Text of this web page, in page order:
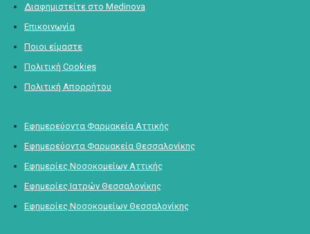
Διαφημιστείτε στο Medinova
Επικοινωνία
Ποιοι είμαστε
Πολιτική Cookies
Πολιτική Απορρήτου
Εφημερεύοντα Φαρμακεία Αττικής
Εφημερεύοντα Φαρμακεία Θεσσαλονίκης
Εφημερίες Νοσοκομείων Αττικής
Εφημερίες Ιατρών Θεσσαλονίκης
Εφημερίες Νοσοκομείων Θεσσαλονίκης